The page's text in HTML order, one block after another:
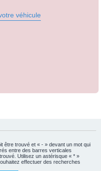
véhicule
être trouvé et « - » devant un mot qui
entre des barres verticales
Utilisez un astérisque « * »
effectuer des recherches